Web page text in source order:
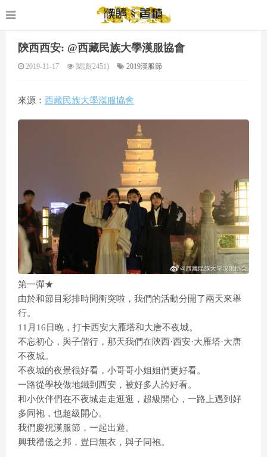
陝西西安: @西藏民族大學漢服協會
2019-11-17 閱讀(2451) 2019漢服節
來源： 西藏民族大學漢服協會
第一彈★
由於和節目彩排時間衝突啦，我們的活動分開了兩天來舉
行。
11月16日晚，打卡西安大雁塔和大唐不夜城。
不忘初心，與子偕行，那天我們在陝西·西安·大雁塔·大唐
不夜城。
不夜城的夜景很好看，小哥哥小姐姐們更好看。
一路從學校做地鐵到西安，被好多人誇好看。
和小伙伴們在不夜城走走逛逛，超級開心，一路上遇到好
多同袍，也超級開心。
我們慶祝漢服節，一起出遊。
興我禮儀之邦，豈曰無衣，與子同袍。